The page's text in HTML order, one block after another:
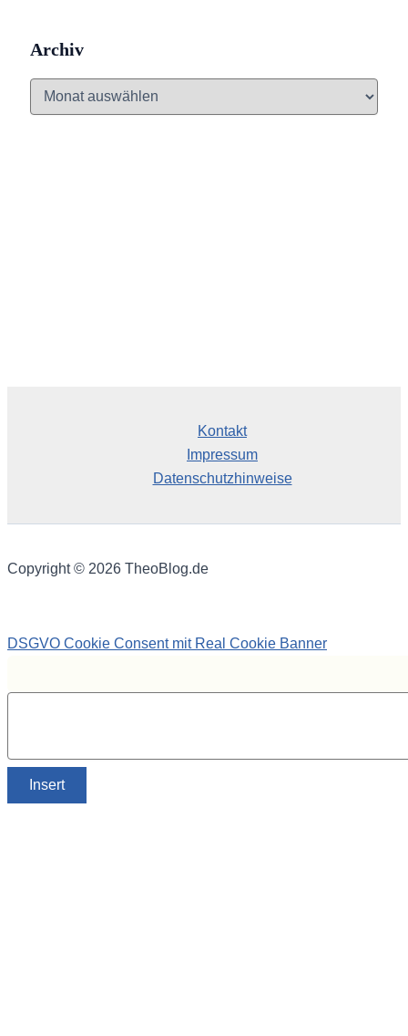
Archiv
Kontakt
Impressum
Datenschutzhinweise
Copyright © 2026 TheoBlog.de
DSGVO Cookie Consent mit Real Cookie Banner
Insert